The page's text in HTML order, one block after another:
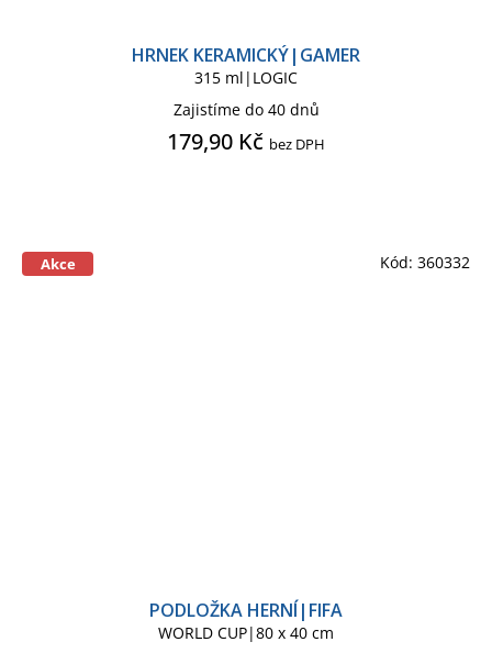
HRNEK KERAMICKÝ|GAMER
315 ml|LOGIC
Zajistíme do 40 dnů
179,90 Kč bez DPH
Akce
PODLOŽKA HERNÍ|FIFA
WORLD CUP|80 x 40 cm
Kód: 360332